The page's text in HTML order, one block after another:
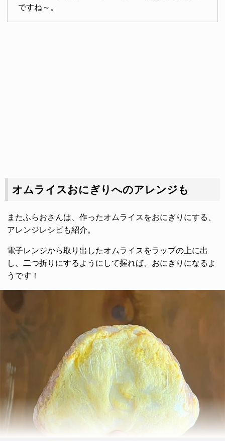
ですね～。
オムライスおにぎりへのアレンジも
またふらおさんは、作ったオムライスをおにぎりにする、
アレンジレシピも紹介。
電子レンジから取り出したオムライスをラップの上に出
し、二つ折りにするようにして握れば、おにぎりになるよ
うです！